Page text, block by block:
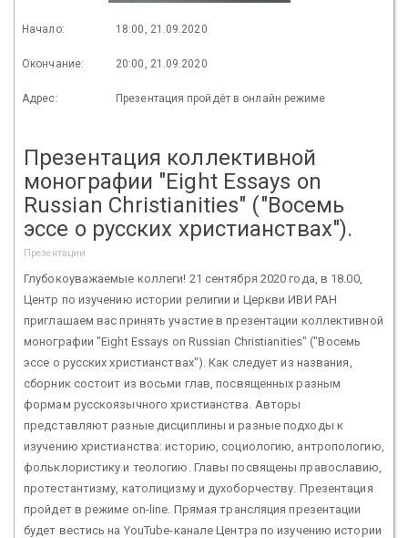
Начало: 18:00, 21.09.2020
Окончание: 20:00, 21.09.2020
Адрес: Презентация пройдёт в онлайн режиме
Презентация коллективной
монографии "Eight Essays on
Russian Christianities" ("Восемь
эссе о русских христианствах").
Презентации
Глубокоуважаемые коллеги! 21 сентября 2020 года, в 18.00,
Центр по изучению истории религии и Церкви ИВИ РАН
приглашаем вас принять участие в презентации коллективной
монографии "Eight Essays on Russian Christianities" ("Восемь
эссе о русских христианствах"). Как следует из названия,
сборник состоит из восьми глав, посвященных разным
формам русскоязычного христианства. Авторы
представляют разные дисциплины и разные подходы к
изучению христианства: историю, социологию, антропологию,
фольклористику и теологию. Главы посвящены православию,
протестантизму, католицизму и духоборчеству. Презентация
пройдет в режиме on-line. Прямая трансляция презентации
будет вестись на YouTube-канале Центра по изучению истории